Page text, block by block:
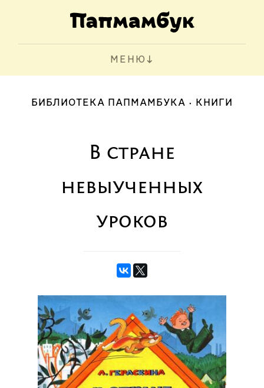
МЕНЮ
БИБЛИОТЕКА ПАПМАМБУКА КНИГИ
В стране
невыученных
уроков